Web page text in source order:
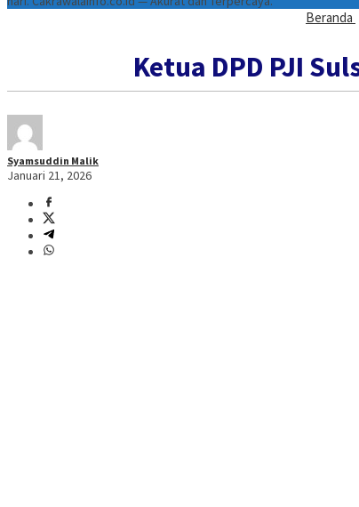
Beranda
Ketua DPD PJI
Syamsuddin Malik
Januari 21, 2026